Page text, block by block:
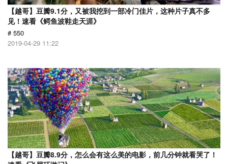
【越哥】豆瓣9.1分，又被我挖到一部冷门佳片，这种片子真不多
见！速看《鳄鱼波鞋走天涯》
# 550
2019-04-29 11:22
【越哥】豆瓣8.9分，怎么会有这么美的电影，前几分钟就看哭了！